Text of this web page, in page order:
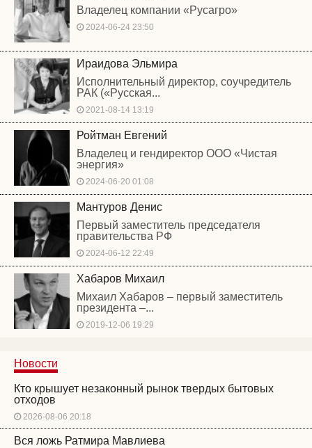
Владелец компании «Русагро»
2024-06-24 23:50
Ираидова Эльмира
Исполнительный директор, соучредитель
РАК («Русская...
2021-08-14 13:19
Ройтман Евгений
Владелец и гендиректор ООО «Чистая
энергия»
2024-06-20 01:08
Мантуров Денис
Первый заместитель председателя
правительства РФ
2024-06-12 22:49
Хабаров Михаил
Михаил Хабаров – первый заместитель
президента –...
2019-12-06 19:29
Новости
Кто крышует незаконный рынок твердых бытовых
отходов
2026-08-06 20:18
Вся ложь Ратмира Мавлиева